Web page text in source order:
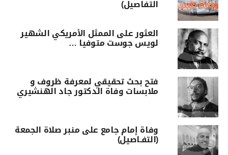
التفاصيل)
العثور على الممثل الأمريكي الشهير
لويس جوست متوفيا …
فتح بحث تحقيقي لمعرفة ظروف و
ملابسات وفاة الدكتور جاد الهنشيري
وفاة إمام جامع على منبر صلاة الجمعة
(التفـاصيل)